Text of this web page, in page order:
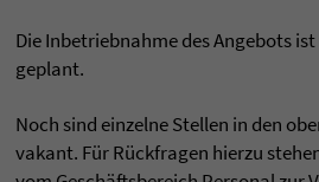
Die Inbetriebnahme des Angebots
geplant.
Noch sind einzelne Stellen in den
vakant. Für Rückfragen hierzu